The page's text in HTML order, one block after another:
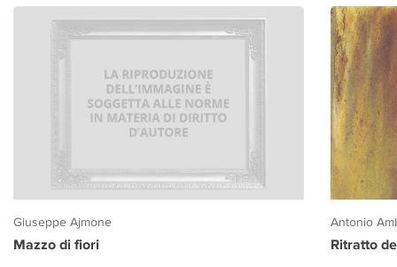
Giuseppe Ajmone
Mazzo di fiori
Antonio
Ritratto